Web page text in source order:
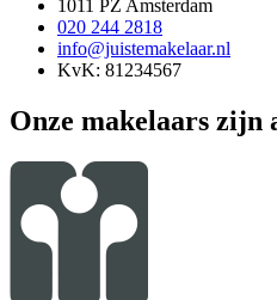
1011 PZ Amsterdam
020 244 2818
info@juistemakelaar.nl
KvK: 81234567
Onze makelaars zijn